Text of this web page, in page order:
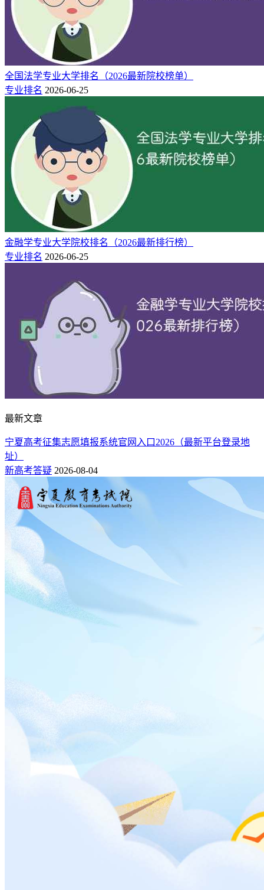
全国法学专业大学排名（2026最新院校榜单）
专业排名 2026-06-25
金融学专业大学院校排名（2026最新排行榜）
专业排名 2026-06-25
最新文章
宁夏高考征集志愿填报系统官网入口2026（最新平台登录地
址）
新高考答疑 2026-08-04